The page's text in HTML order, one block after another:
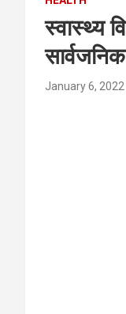
स्वास्थ्य
January 6, 2022